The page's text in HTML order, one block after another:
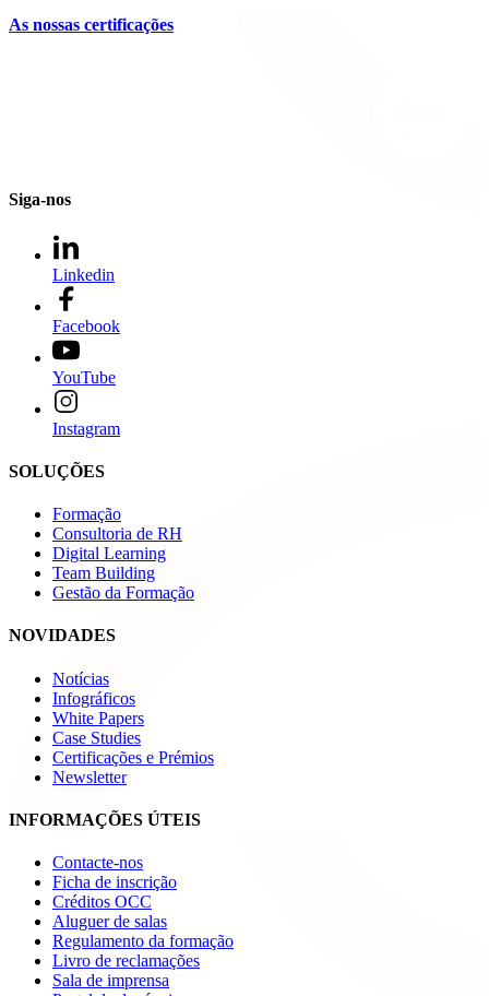
As nossas certificações
Siga-nos
Linkedin
Facebook
YouTube
Instagram
SOLUÇÕES
Formação
Consultoria de RH
Digital Learning
Team Building
Gestão da Formação
NOVIDADES
Notícias
Infográficos
White Papers
Case Studies
Certificações e Prémios
Newsletter
INFORMAÇÕES ÚTEIS
Contacte-nos
Ficha de inscrição
Créditos OCC
Aluguer de salas
Regulamento da formação
Livro de reclamações
Sala de imprensa